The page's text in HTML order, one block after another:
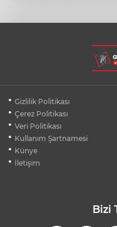
Gizlilik Politikası
Çerez Politikası
Veri Politikası
Kullanım Şartnamesi
Künye
İletişim
Bizi